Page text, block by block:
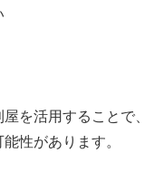
を活用することで、
性があります。